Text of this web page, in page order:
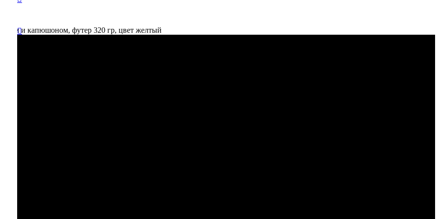
и капюшоном, футер 320 гр, цвет желтый